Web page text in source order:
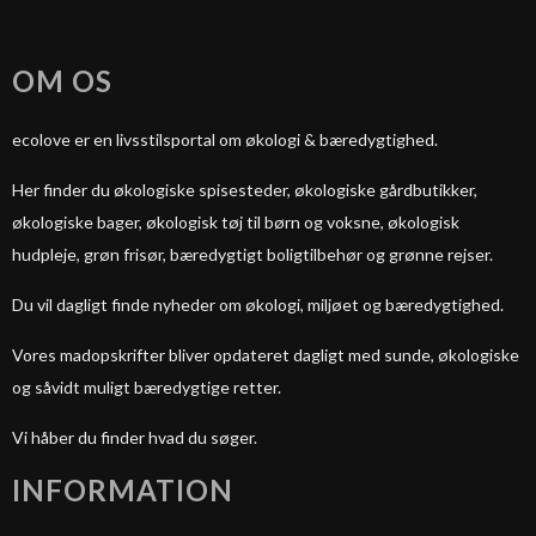
OM OS
ecolove er en livsstilsportal om økologi & bæredygtighed.
Her finder du økologiske spisesteder, økologiske gårdbutikker,
økologiske bager, økologisk tøj til børn og voksne, økologisk
hudpleje, grøn frisør, bæredygtigt boligtilbehør og grønne rejser.
Du vil dagligt finde nyheder om økologi, miljøet og bæredygtighed.
Vores madopskrifter bliver opdateret dagligt med sunde, økologiske
og såvidt muligt bæredygtige retter.
Vi håber du finder hvad du søger.
INFORMATION